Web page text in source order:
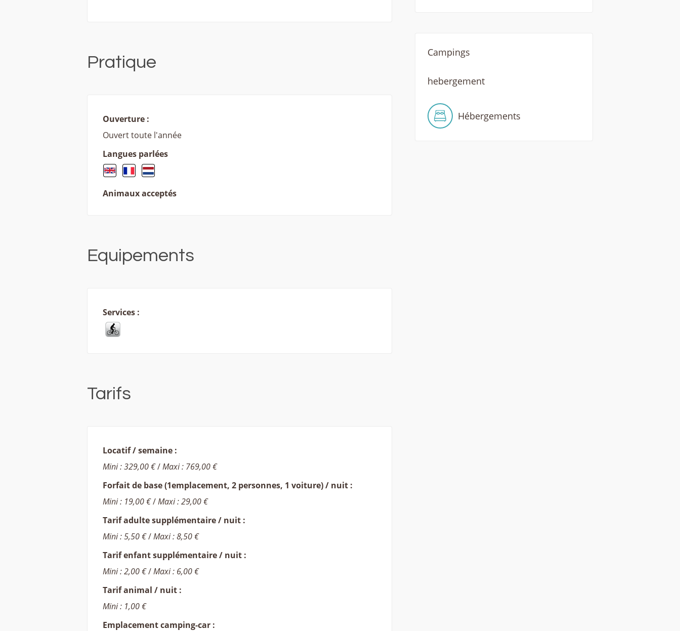
Pratique
Ouverture :
Ouvert toute l'année
Langues parlées
Animaux acceptés
Equipements
Services :
Tarifs
Locatif / semaine :
Mini : 329,00 €/Maxi : 769,00 €
Forfait de base (1emplacement, 2 personnes, 1 voiture) / nuit :
Mini : 19,00 €/Maxi : 29,00 €
Tarif adulte supplémentaire / nuit :
Mini : 5,50 €/Maxi : 8,50 €
Tarif enfant supplémentaire / nuit :
Mini : 2,00 €/Maxi : 6,00 €
Tarif animal / nuit :
Mini : 1,00 €
Emplacement camping-car :
Campings
hebergement
Hébergements